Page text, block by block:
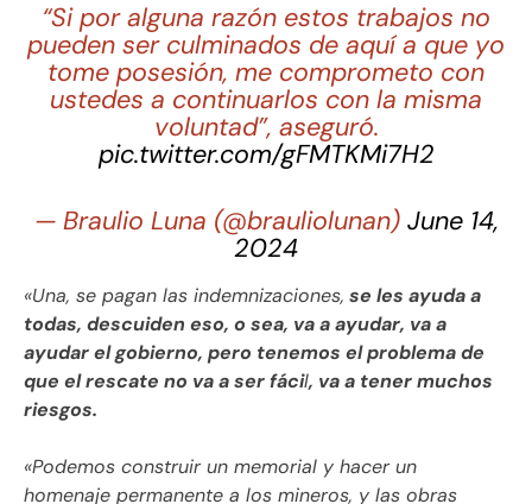
“Si por alguna razón estos trabajos no
pueden ser culminados de aquí a que yo
tome posesión, me comprometo con
ustedes a continuarlos con la misma
voluntad”, aseguró.
pic.twitter.com/gFMTKMi7H2
— Braulio Luna (@brauliolunan) June 14,
2024
«Una, se pagan las indemnizaciones, se les ayuda a
todas, descuiden eso, o sea, va a ayudar, va a
ayudar el gobierno, pero tenemos el problema de
que el rescate no va a ser fácil, va a tener muchos
riesgos.
«Podemos construir un memorial y hacer un
homenaje permanente a los mineros, y las obras